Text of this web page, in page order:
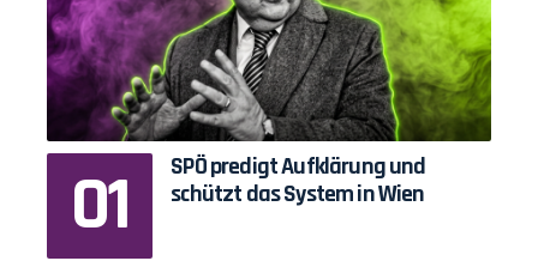
SPÖ predigt Aufklärung und
schützt das System in Wien